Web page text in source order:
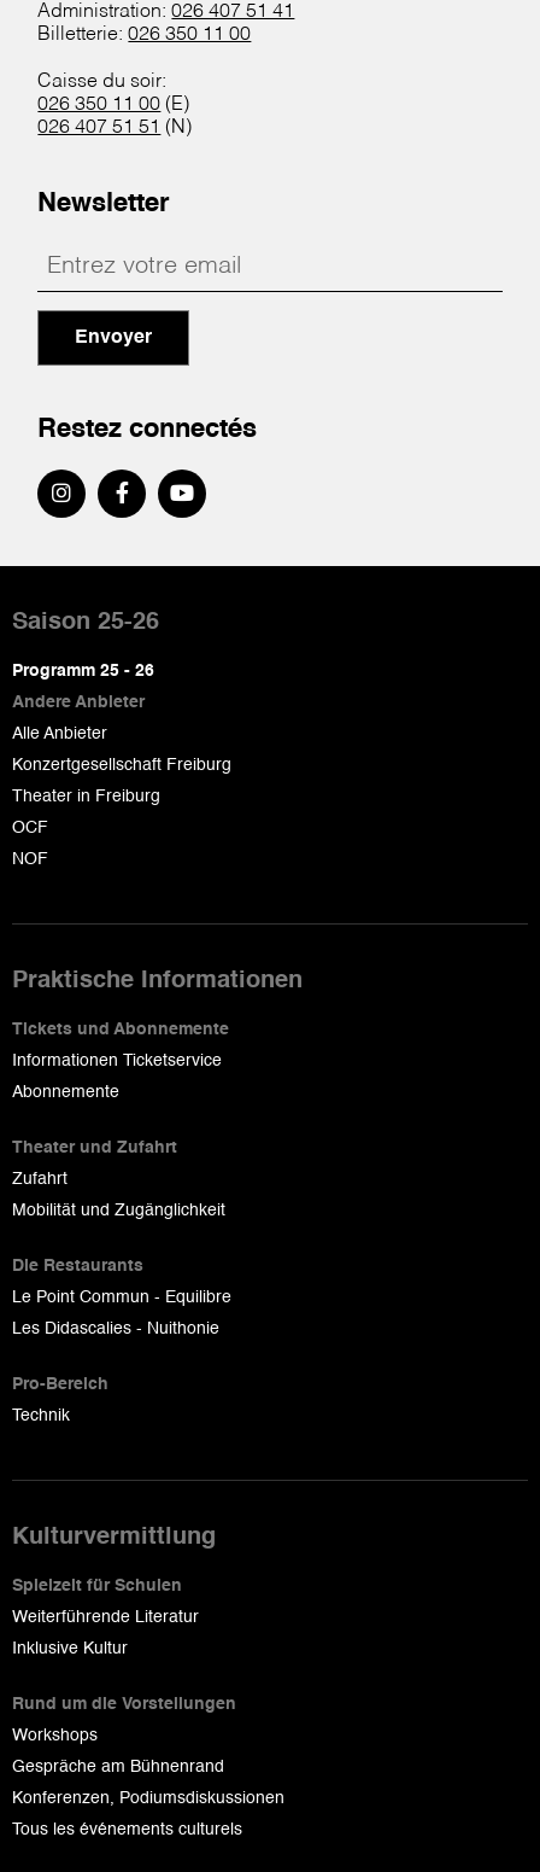
Administration:026 407 51 41
Billetterie:026 350 11 00
Caisse du soir:
026 350 11 00 (E)
026 407 51 51 (N)
Newsletter
Envoyer
Restez connectés
de
page
Saison 25-26
Programm 25 - 26
Andere Anbieter
Alle Anbieter
Konzertgesellschaft Freiburg
Theater in Freiburg
OCF
NOF
Praktische Informationen
Tickets und Abonnemente
Informationen Ticketservice
Abonnemente
Theater und Zufahrt
Zufahrt
Mobilität und Zugänglichkeit
Die Restaurants
Le Point Commun - Equilibre
Les Didascalies - Nuithonie
Pro-Bereich
Technik
Kulturvermittlung
Spielzeit für Schulen
Weiterführende Literatur
Inklusive Kultur
Rund um die Vorstellungen
Workshops
Gespräche am Bühnenrand
Konferenzen, Podiumsdiskussionen
Tous les événements culturels